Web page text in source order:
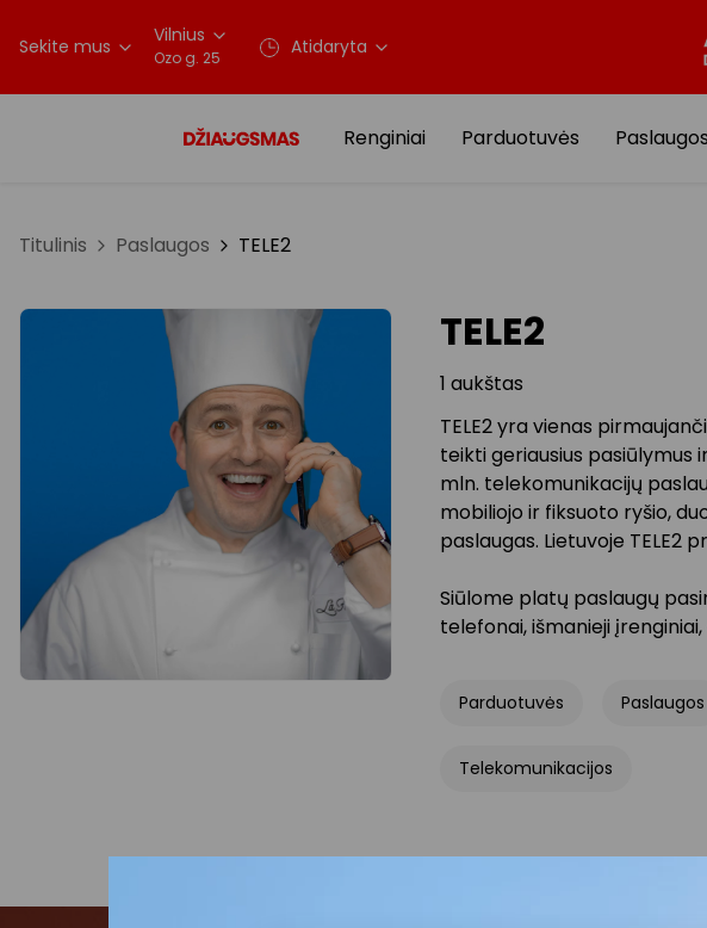
Sekite mus Vilnius
Ozo g. 25 Atidaryta
Renginiai Parduotuvės Paslaugos
Titulinis Paslaugos TELE2
TELE2
1 aukštas
TELE2 yra vienas
teikti geriausius pasiūlymus
mln. telekomunikacijų
mobiliojo ir fiksuoto ryšio,
paslaugas. Lietuvoje TELE2
Siūlome platų paslaugų
telefonai, išmanieji
Parduotuvės Paslaugos
Telekomunikacijos